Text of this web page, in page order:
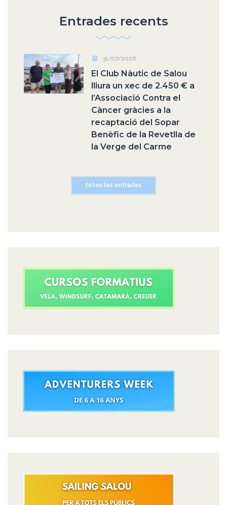
Entrades recents
31/07/2026
El Club Nàutic de Salou
lliura un xec de 2.450 € a
l’Associació Contra el
Càncer gràcies a la
recaptació del Sopar
Benèfic de la Revetlla de
la Verge del Carme
totes les entrades